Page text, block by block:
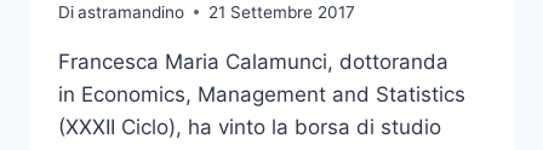
Diastramandino 21 Settembre 2017
Francesca Maria Calamunci, dottoranda
in Economics, Management and Statistics
(XXXII Ciclo), ha vinto la borsa di studio